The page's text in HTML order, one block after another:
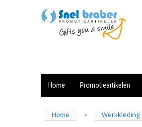
Home Promotieartikelen
Home > Werkkleding